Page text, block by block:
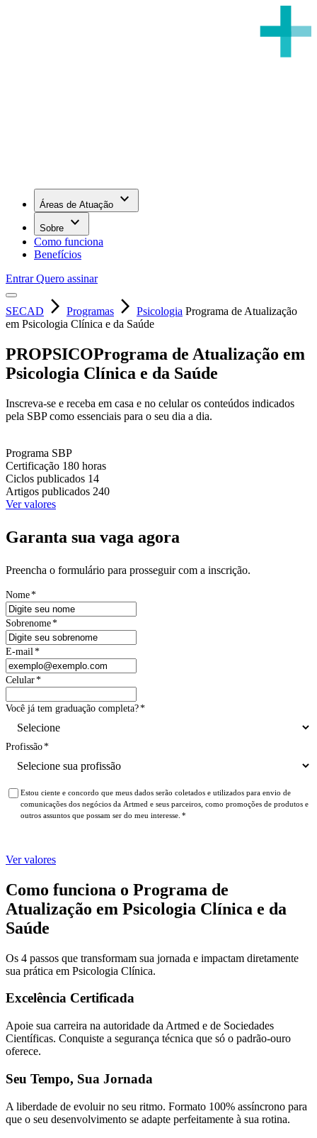
Áreas de Atuação keyboard_arrow_down
Sobre keyboard_arrow_down
Como funciona
Benefícios
EntrarQuero assinar
SECAD arrow_forward_ios Programas arrow_forward_ios Psicologia Programa de Atualização
em Psicologia Clínica e da Saúde
PROPSICOPrograma de Atualização em
Psicologia Clínica e da Saúde
Inscreva-se e receba em casa e no celular os conteúdos indicados
pela SBP como essenciais para o seu dia a dia.
Programa SBP
Certificação 180 horas
Ciclos publicados 14
Artigos publicados 240
Ver valores
Garanta sua vaga agora
Preencha o formulário para prosseguir com a inscrição.
Nome*
Sobrenome*
E-mail *
Celular*
Você já tem graduação completa?*
Profissão*
Estou ciente e concordo que meus dados serão coletados e utilizados para envio de
comunicações dos negócios da Artmed e seus parceiros, como promoções de produtos e
outros assuntos que possam ser do meu interesse. *
Ver valores
Como funciona o Programa de
Atualização em Psicologia Clínica e da
Saúde
Os 4 passos que transformam sua jornada e impactam diretamente
sua prática em Psicologia Clínica.
Excelência Certificada
Apoie sua carreira na autoridade da Artmed e de Sociedades
Científicas. Conquiste a segurança técnica que só o padrão-ouro
oferece.
Seu Tempo, Sua Jornada
A liberdade de evoluir no seu ritmo. Formato 100% assíncrono para
que o seu desenvolvimento se adapte perfeitamente à sua rotina.